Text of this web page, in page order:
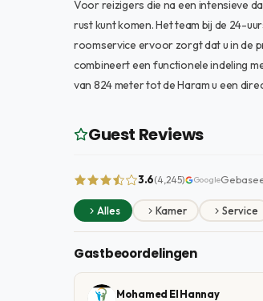
Voor reizigers die na een intensieve
rust kunt komen. Het team bij de 24-
roomservice ervoor zorgt dat u in de
combineert een functionele indeling
van 824 meter tot de Haram u een
Guest Reviews
3.6(4,245) Google
Alles Kamer Service
Gastbeoordelingen
Mohamed El Hannay